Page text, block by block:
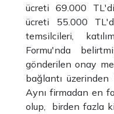
ücreti 69.000
ücreti 55.000
temsilcileri,
Formu'nda
gönderilen onay
bağlantı
Aynı firmadan en
olup, birden fazla